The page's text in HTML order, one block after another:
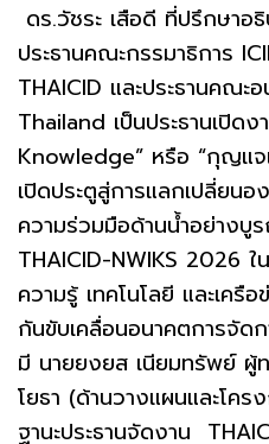
ดร.วัชระ เสือดี ที่ปรึกษาอ
ประธานคณะกรรมาธิการ
THAICID และประธานคณะ
Thailand เป็นประธานเปิ
Knowledge” หรือ “กุญแ
เปิดประตูสู่การแลกเปลี่ยน
ความร่วมมือด้านน้ำอย่างบู
THAICID-NWIKS 2026 ใ
ความรู้ เทคโนโลยี และเครื
กันขับเคลื่อนอนาคตการจัด
มี นายยงยส เนียมทรัพย์
โยธา (ด้านวางแผนและโค
ฐานะประธานจัดงาน